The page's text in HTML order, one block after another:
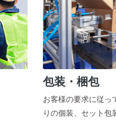
包装・梱包
お客様の要求に従っ
りの個装、セット